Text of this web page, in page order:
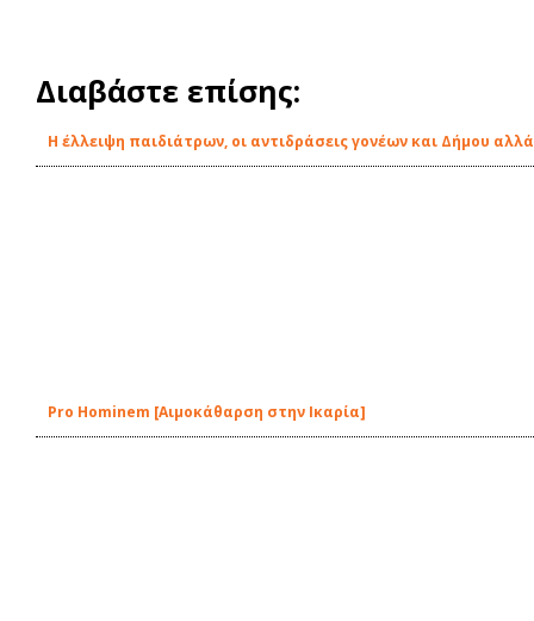
Διαβάστε επίσης:
Η έλλειψη παιδιάτρων, οι αντιδράσεις γονέων και Δήμου
Pro Hominem [Aιμοκάθαρση στην Ικαρία]